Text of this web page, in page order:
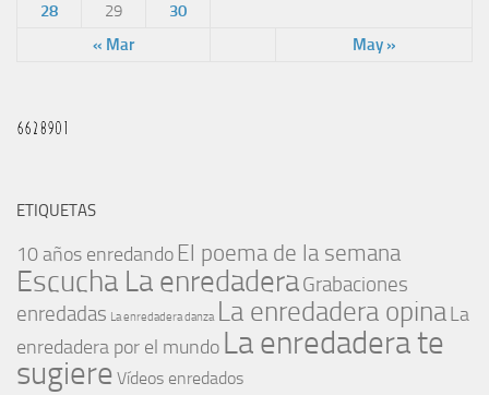
« Mar May »
28
29 30
ETIQUETAS
10 años enredando El poema de la semana
Escucha La enredaderaGrabaciones
enredadas La enredadera danza La enredadera opina La
enredadera por el mundo La enredadera te
sugiere Vídeos enredados